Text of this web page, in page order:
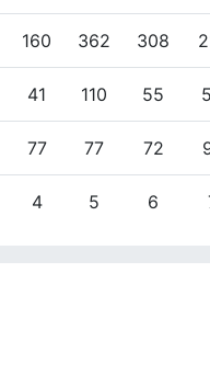
160 362 308
41 110 55
77 77 72
4 5 6